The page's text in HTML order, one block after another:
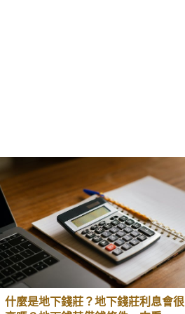
什麼是地下錢莊？地下錢莊利息會很